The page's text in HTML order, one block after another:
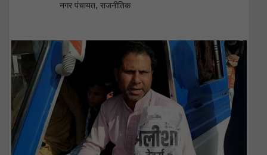
नगर पंचायत, राजनीतिक